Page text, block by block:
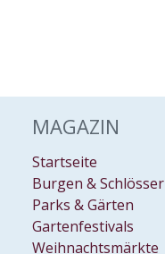
MAGAZIN
Startseite
Burgen & Schlösser
Parks & Gärten
Gartenfestivals
Weihnachtsmärkte